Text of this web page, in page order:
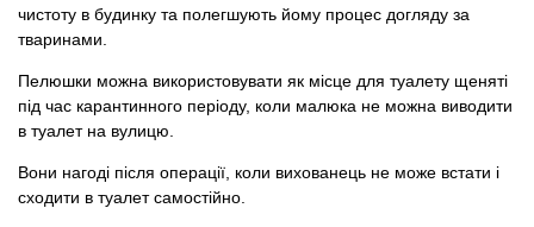
чистоту в будинку та полегшують йому процес догляду за
тваринами.
Пелюшки можна використовувати як місце для туалету щеняті
під час карантинного періоду, коли малюка не можна виводити
в туалет на вулицю.
Вони нагоді після операції, коли вихованець не може встати і
сходити в туалет самостійно.
Популярні зоотоварі
Архів / Знято з виробництва